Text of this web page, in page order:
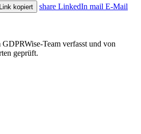
Link kopiert share LinkedIn mail E-Mail
Team verfasst und von
geprüft.